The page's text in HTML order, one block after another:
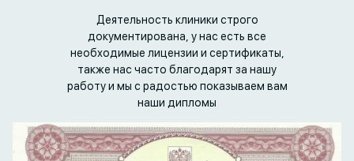
Деятельность клиники строго
документирована, у нас есть все
необходимые лицензии и сертификаты,
также нас часто благодарят за нашу
работу и мы с радостью показываем вам
наши дипломы